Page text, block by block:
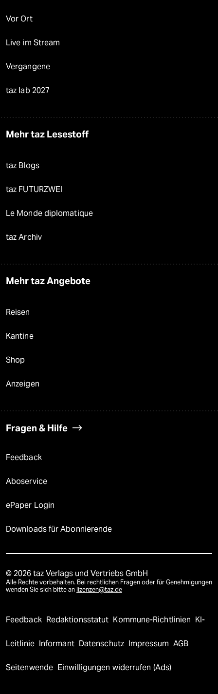
Vor Ort
Live im Stream
Vergangene
taz lab 2027
Mehr taz Lesestoff
taz Blogs
taz FUTURZWEI
Le Monde diplomatique
taz Archiv
Mehr taz Angebote
Reisen
Kantine
Shop
Anzeigen
Fragen & Hilfe
Feedback
Aboservice
ePaper Login
Downloads für Abonnierende
© 2026 taz Verlags und Vertriebs GmbH
Alle Rechte vorbehalten. Bei rechtlichen Fragen oder für Genehmigungen
wenden Sie sich bitte an lizenzen@taz.de
Feedback Redaktionsstatut Kommune-Richtlinien KI-
Leitlinie Informant Datenschutz Impressum AGB
Seitenwende Einwilligungen widerrufen (Ads)